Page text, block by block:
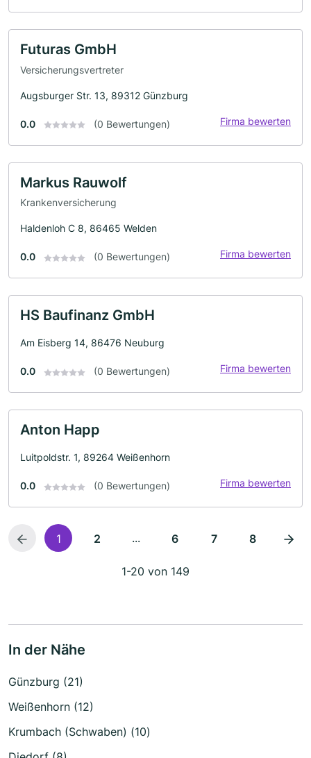
Futuras GmbH
Versicherungsvertreter
Augsburger Str. 13, 89312 Günzburg
0.0 (0 Bewertungen) Firma bewerten
Markus Rauwolf
Krankenversicherung
Haldenloh C 8, 86465 Welden
0.0 (0 Bewertungen) Firma bewerten
HS Baufinanz GmbH
Am Eisberg 14, 86476 Neuburg
0.0 (0 Bewertungen) Firma bewerten
Anton Happ
Luitpoldstr. 1, 89264 Weißenhorn
0.0 (0 Bewertungen) Firma bewerten
1 2 ... 6 7 8
1-20 von 149
In der Nähe
Günzburg (21)
Weißenhorn (12)
Krumbach (Schwaben) (10)